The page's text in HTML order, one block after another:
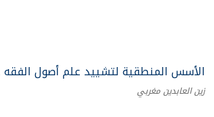
الأسس المنطقية لتشييد علم أصول الفقه
زين العابدين مغربي